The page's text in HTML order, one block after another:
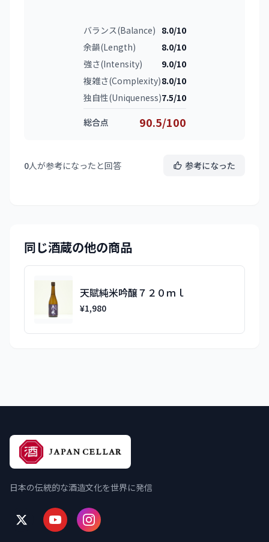
バランス(Balance) 8.0/10
余韻(Length)
8.0/10
強さ(Intensity)
9.0/10
複雑さ(Complexity)8.0/10
独自性(Uniqueness)7.5/10
総合点 90.5/100
0人が参考になったと回答 参考になった
同じ酒蔵の他の商品
天賦純米吟醸７２０ｍｌ
¥1,980
日本の伝統的な酒造文化を世界に発信